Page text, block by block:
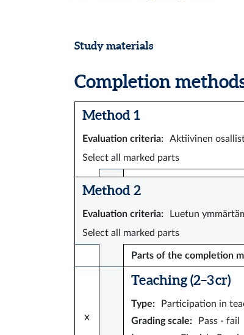
Study materials
Completion
Method 1
Evaluation criteria:
Aktiivinen
Select all marked parts
Method 2
Evaluation criteria:
Luetun
Select all marked parts
Parts of the completion
x
Teaching (2–3 cr)
Type:
Participation in
Grading scale:
Pass - fail